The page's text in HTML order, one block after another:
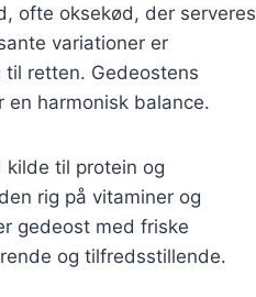
ofte oksekød, der serveres
variationer er
retten. Gedeostens
harmonisk balance.
kilde til protein og
rig på vitaminer og
gedeost med friske
og tilfredsstillende.